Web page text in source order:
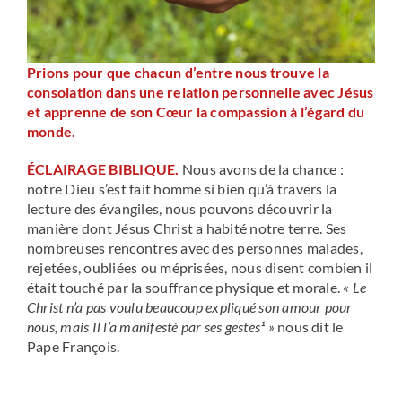
Prions pour que chacun d’entre nous trouve la
consolation dans une relation personnelle avec Jésus
et apprenne de son Cœur la compassion à l’égard du
monde.
ÉCLAIRAGE BIBLIQUE. Nous avons de la chance :
notre Dieu s’est fait homme si bien qu’à travers la
lecture des évangiles, nous pouvons découvrir la
manière dont Jésus Christ a habité notre terre. Ses
nombreuses rencontres avec des personnes malades,
rejetées, oubliées ou méprisées, nous disent combien il
était touché par la souffrance physique et morale. « Le
Christ n’a pas voulu beaucoup expliqué son amour pour
nous, mais Il l’a manifesté par ses gestes¹ » nous dit le
Pape François.